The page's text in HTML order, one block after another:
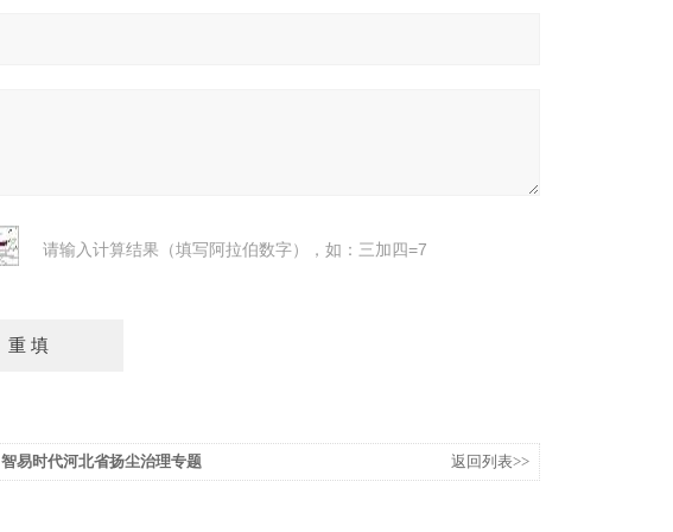
请输入计算结果（填写阿拉伯数字），如：三加四=7
智易时代河北省扬尘治理专题 返回列表>>